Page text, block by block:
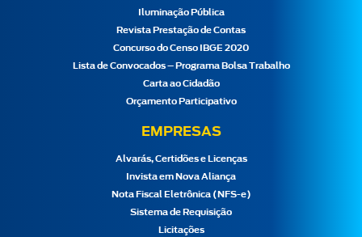
Iluminação Pública
Revista Prestação de Contas
Concurso do Censo IBGE 2020
Lista de Convocados – Programa Bolsa Trabalho
Carta ao Cidadão
Orçamento Participativo
EMPRESAS
Alvarás, Certidões e Licenças
Invista em Nova Aliança
Nota Fiscal Eletrônica (NFS-e)
Sistema de Requisição
Licitações